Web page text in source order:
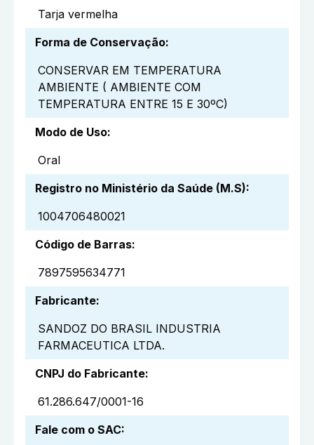
Tarja vermelha
Forma de Conservação:
CONSERVAR EM TEMPERATURA
AMBIENTE ( AMBIENTE COM
TEMPERATURA ENTRE 15 E 30ºC)
Modo de Uso:
Oral
Registro no Ministério da Saúde (M.S):
1004706480021
Código de Barras:
7897595634771
Fabricante:
SANDOZ DO BRASIL INDUSTRIA
FARMACEUTICA LTDA.
CNPJ do Fabricante:
61.286.647/0001-16
Fale com o SAC: